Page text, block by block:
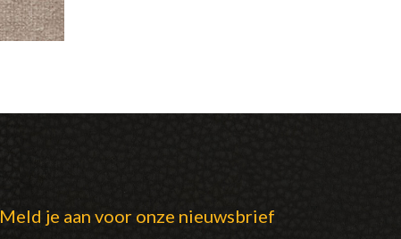
Meld je aan voor onze nieuwsbrief